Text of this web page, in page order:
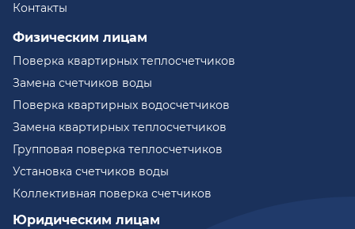
Контакты
Физическим лицам
Поверка квартирных теплосчетчиков
Замена счетчиков воды
Поверка квартирных водосчетчиков
Замена квартирных теплосчетчиков
Групповая поверка теплосчетчиков
Установка счетчиков воды
Коллективная поверка счетчиков
Юридическим лицам